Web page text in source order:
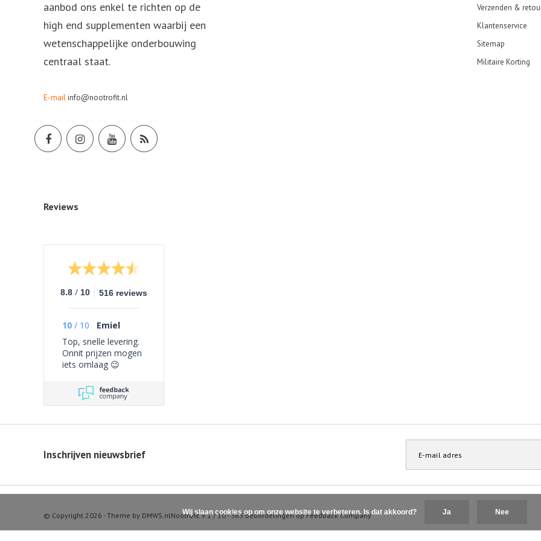
aanbod ons enkel te richten op de
high end supplementen waarbij een
wetenschappelijke onderbouwing
centraal staat.
E-mailinfo@nootrofit.nl
Verzenden &
Klantenservice
Sitemap
Militaire Korting
Reviews
8.8 / 10 516 reviews
10 / 10
Emiel
Top, snelle levering.
Onnit prijzen mogen
iets omlaag 😉
Inschrijven nieuwsbrief
© Copyright 2026 - Theme by DMWS.nlNootrofit 9.1/10-363beoordelingen opFeedback Company
Wij slaan cookies op om onze website te verbeteren. Is dat akkoord? Ja Nee